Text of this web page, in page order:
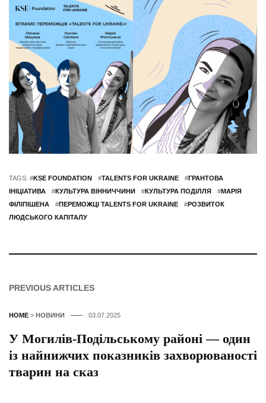
TAGS: #KSE FOUNDATION #TALENTS FOR UKRAINE #ГРАНТОВА
ІНІЦІАТИВА
#КУЛЬТУРА ВІННИЧЧИНИ #КУЛЬТУРА ПОДІЛЛЯ #МАРІЯ
ФІЛІПІШЕНА
#ПЕРЕМОЖЦІ TALENTS FOR UKRAINE #РОЗВИТОК
ЛЮДСЬКОГО КАПІТАЛУ
PREVIOUS ARTICLES
HOME > НОВИНИ 03.07.2025
У Могилів-Подільському районі — один
із найнижчих показників захворюваності
тварин на сказ